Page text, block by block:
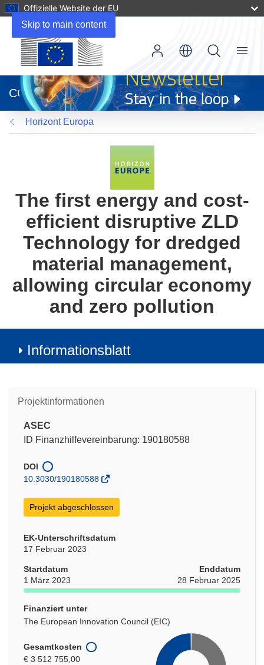
Skip to main content
Offizielle Website der EU
neuem
Fenster)
CORDIS
Menu
Horizont Europa
The first energy and cost-
efficient disruptive ZLD
Technology for dredged
material management,
allowing circular economy
and zero pollution
Informationsblatt
Projektinformationen
ASEC
ID Finanzhilfevereinbarung: 190180588
DOI
10.3030/190180588
Projekt abgeschlossen
EK-Unterschriftsdatum
17 Februar 2023
Startdatum
1 März 2023
Enddatum
28 Februar 2025
Finanziert unter
The European Innovation Council (EIC)
Gesamtkosten
€ 3 512 755,00